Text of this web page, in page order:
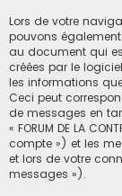
Lors de votre
pouvons
au document qui
créées par le
les informations
Ceci peut
de messages en
« FORUM DE LA
compte ») et les
et lors de votre
messages »).